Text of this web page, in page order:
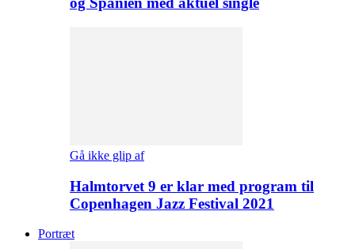
Gå ikke glip af
Halmtorvet 9 er klar med program til
Copenhagen Jazz Festival 2021
Portræt